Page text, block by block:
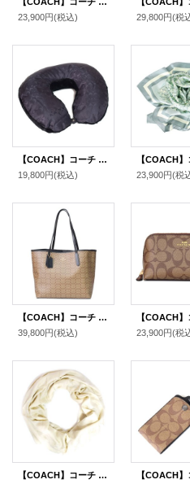
23,900円(税込)
29,800円(税
【COACH】コーチ ファブリック シグネチャー パッカブル トラベル ネックピロー 枕 チャコール×ブラック（日本未発売）
19,800円(税込)
23,900円(税
【COACH】コーチ コーティングキャンバス レザー シグネチャー マイクロ シティ トートバッグ カーキ×ブラック〔日本未発売〕
39,800円(税込)
23,900円(税
【COACH】コーチ ウール レーヨン シグネチャー ショール ストール チャーク〔日本未発売〕